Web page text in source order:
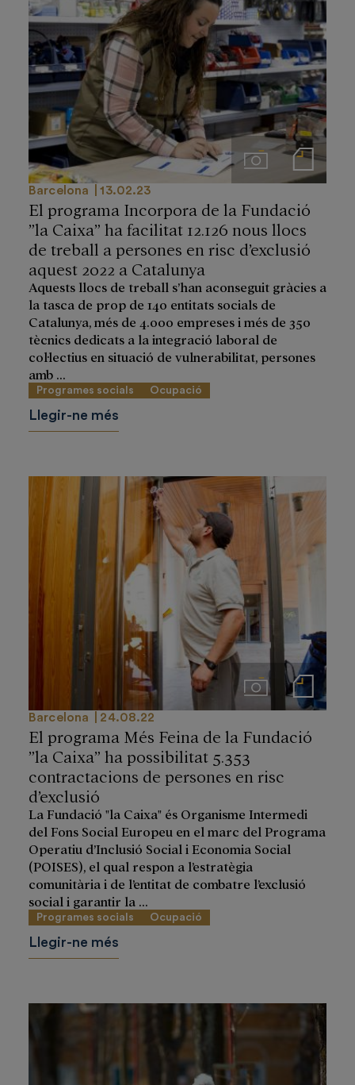
ImágenesNotas de prensa
Barcelona 13.02.23
El programa Incorpora de la Fundació
”la Caixa” ha facilitat 12.126 nous llocs
de treball a persones en risc d’exclusió
aquest 2022 a Catalunya
Aquests llocs de treball s’han aconseguit gràcies a
la tasca de prop de 140 entitats socials de
Catalunya, més de 4.000 empreses i més de 350
tècnics dedicats a la integració laboral de
col·lectius en situació de vulnerabilitat, persones
amb ...
Programes socials Ocupació
Llegir-ne més
ImágenesNotas de prensa
Barcelona 24.08.22
El programa Més Feina de la Fundació
”la Caixa” ha possibilitat 5.353
contractacions de persones en risc
d’exclusió
La Fundació "la Caixa" és Organisme Intermedi
del Fons Social Europeu en el marc del Programa
Operatiu d’Inclusió Social i Economia Social
(POISES), el qual respon a l’estratègia
comunitària i de l’entitat de combatre l’exclusió
social i garantir la ...
Programes socials Ocupació
Llegir-ne més